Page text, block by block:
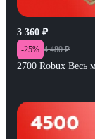
3 360 ₽
-25% 4 480 ₽
2700 Robux Весь